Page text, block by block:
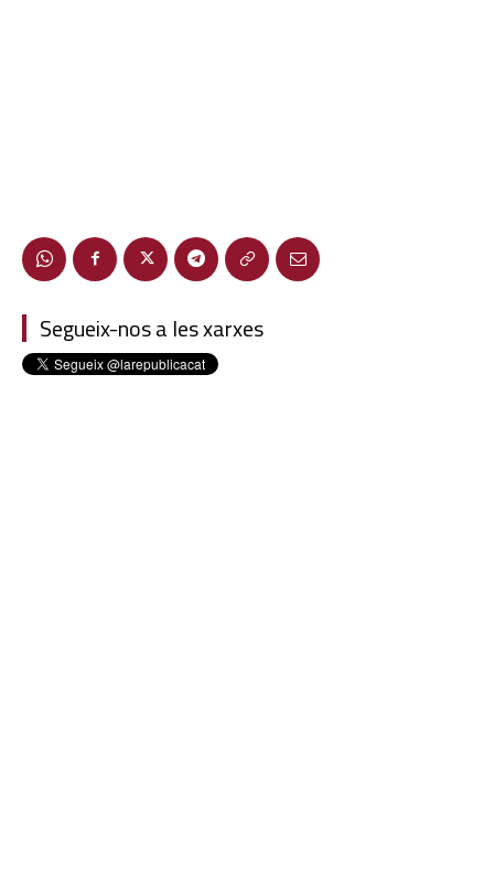
Segueix-nos a les xarxes